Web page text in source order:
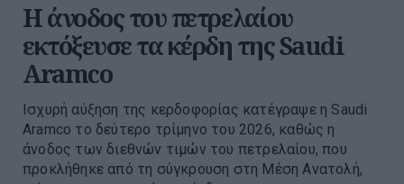
Η άνοδος του πετρελαίου
εκτόξευσε τα κέρδη της Saudi
Aramco
Ισχυρή αύξηση της κερδοφορίας κατέγραψε η Saudi
Aramco το δεύτερο τρίμηνο του 2026, καθώς η
άνοδος των διεθνών τιμών του πετρελαίου, που
προκλήθηκε από τη σύγκρουση στη Μέση Ανατολή,